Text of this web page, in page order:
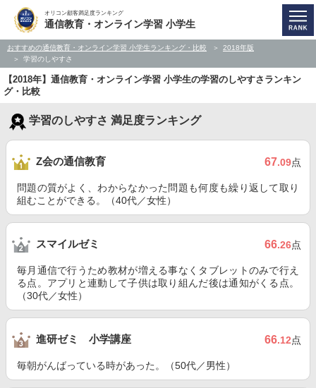
オリコン顧客満足度ランキング
通信教育・オンライン学習 小学生
おすすめの通信教育・オンライン学習 小学生ランキング・比較
2018年版
学習のしやすさ
【2018年】通信教育・オンライン学習 小学生の学習のしやすさランキン
グ・比較
学習のしやすさ 満足度ランキング
Z会の通信教育 67.09点
問題の質がよく、わからなかった問題も何度も繰り返して取り
組むことができる。（40代／女性）
スマイルゼミ 66.26点
毎月通信で行うため教材が増える事なくタブレットのみで行え
る点。アプリと連動して子供は取り組んだ後は通知がくる点。
（30代／女性）
進研ゼミ 小学講座 66.12点
毎朝がんばっている時があった。（50代／男性）